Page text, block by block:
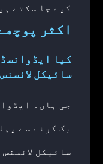
کیے جا سکتے
اکثر
کیا
سائیکل
جی ہاں۔
بک کرنے سے